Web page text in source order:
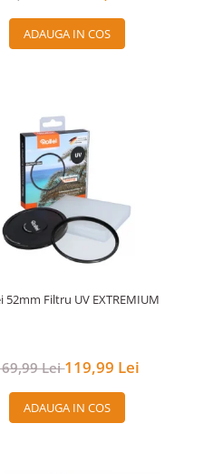
ADAUGA IN COS
52mm Filtru UV EXTREMIUM
Lei119,99 Lei
ADAUGA IN COS